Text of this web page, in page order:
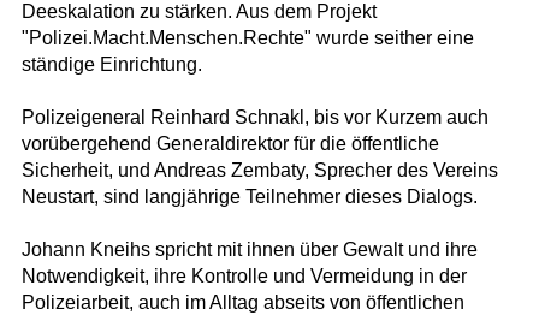
Deeskalation zu stärken. Aus dem Projekt
"Polizei.Macht.Menschen.Rechte" wurde seither eine
ständige Einrichtung.
Polizeigeneral Reinhard Schnakl, bis vor Kurzem auch
vorübergehend Generaldirektor für die öffentliche
Sicherheit, und Andreas Zembaty, Sprecher des Vereins
Neustart, sind langjährige Teilnehmer dieses Dialogs.
Johann Kneihs spricht mit ihnen über Gewalt und ihre
Notwendigkeit, ihre Kontrolle und Vermeidung in der
Polizeiarbeit, auch im Alltag abseits von öffentlichen